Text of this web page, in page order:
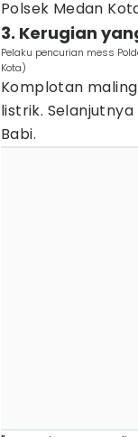
Polsek Medan
3. Kerugian
Pelaku pencurian mess
Kota)
Komplotan
listrik.
Babi.